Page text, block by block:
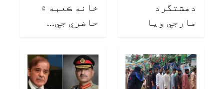
دهشتگرد
مارجي ويا
خانه ڪعبه ۾
حاضري جي…